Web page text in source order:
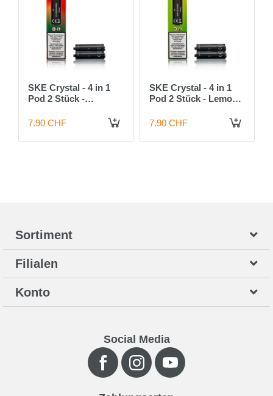
SKE Crystal - 4 in 1
Pod 2 Stück -
7.90 CHF
SKE Crystal - 4 in 1
Pod 2 Stück - Lemon
7.90 CHF
Sortiment
Filialen
Konto
Social Media